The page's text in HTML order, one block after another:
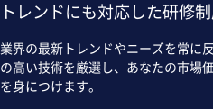
トレンドにも対応した研修
業界の最新トレンドやニーズを常に
の高い技術を厳選し、あなたの市場
を身につけます。